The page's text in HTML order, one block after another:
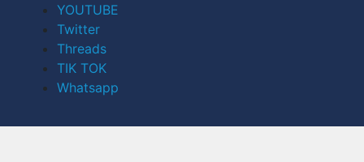
YOUTUBE
Twitter
Threads
TIK TOK
Whatsapp